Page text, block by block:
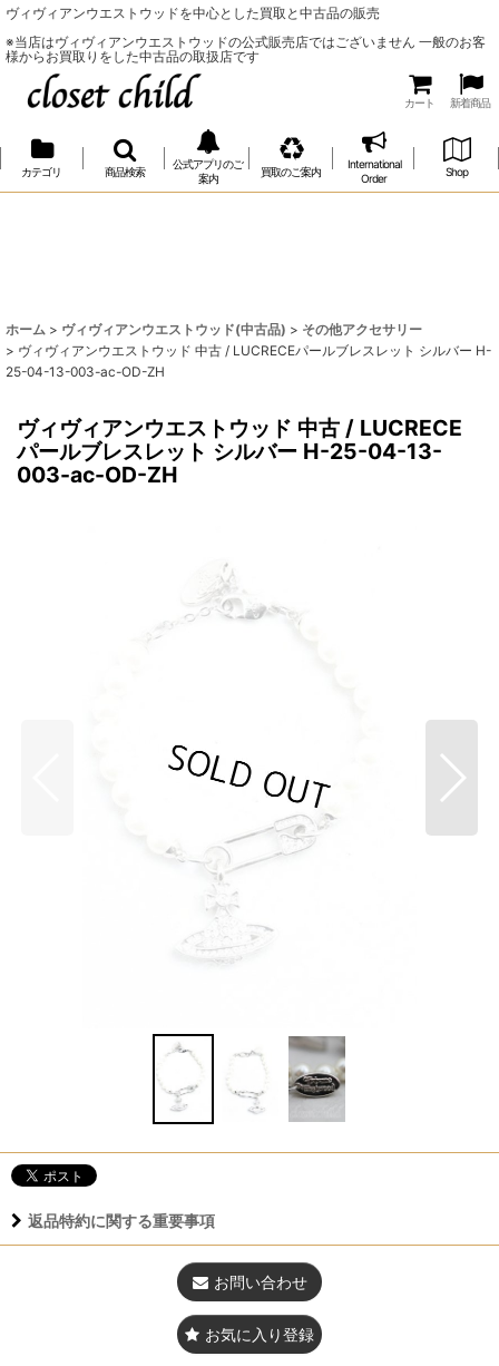
ヴィヴィアンウエストウッドを中心とした買取と中古品の販売
※当店はヴィヴィアンウエストウッドの公式販売店ではございません 一般のお客
様からお買取りをした中古品の取扱店です
カート 新着商品
カテゴリ 商品検索
公式アプリのご
案内
買取のご案内
International
Order
Shop
ホーム > ヴィヴィアンウエストウッド(中古品) > その他アクセサリー
> ヴィヴィアンウエストウッド 中古 / LUCRECEパールブレスレット シルバー H-
25-04-13-003-ac-OD-ZH
ヴィヴィアンウエストウッド 中古 / LUCRECE
パールブレスレット シルバー H-25-04-13-
003-ac-OD-ZH
返品特約に関する重要事項
お問い合わせ
お気に入り登録